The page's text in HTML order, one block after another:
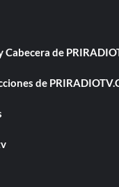
de
de